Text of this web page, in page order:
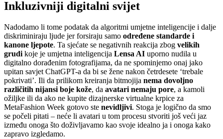
Inkluzivniji digitalni svijet
Nadodamo li tome podatak da algoritmi umjetne inteligencije i dalje
diskriminiraju ljude jer forsiraju samo određene standarde i
kanone ljepote. Ta sjećate se negativnih reakcija zbog velikih
grudi koje je umjetna inteligencija Lensa AI uporno nudila u
digitalno dorađenim fotografijama, da ne spominjemo onaj jako
upitan savjet ChatGPT-a da bi se žene nakon četrdesete ‘trebale
pokrivati’. Ili da prilikom kreiranja bitmojija nema dovoljno
različitih nijansi boje kože, da avatari nemaju pore, a kamoli
ožiljke ili da ako ne kupite dizajnerske virtualne krpice za
MetaFashion Week gotovo ste nevidljivi. Stoga je logično da smo
se počeli pitati – neće li avatari u tom procesu stvoriti još veći jaz
između onoga što doživljavamo kao svoje idealno ja i onoga kako
zapravo izgledamo.